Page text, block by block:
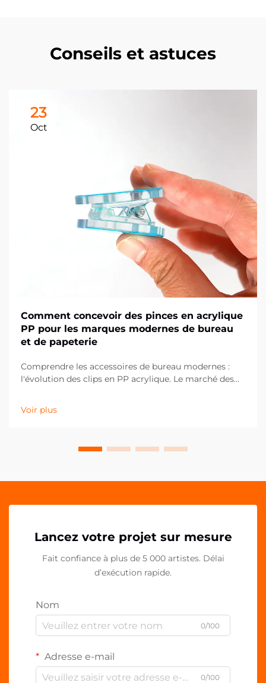
Conseils et astuces
23
Oct
Comment concevoir des pinces en acrylique
PP pour les marques modernes de bureau
et de papeterie
Comprendre les accessoires de bureau modernes :
l'évolution des clips en PP acrylique. Le marché des
cours de la dernière décennie, les clips en PP
acrylique s'imposant comme un élément essentiel
Voir plus
Lancez votre projet sur mesure
Fait confiance à plus de 5 000 artistes. Délai
d’exécution rapide.
Nom
0/100
Adresse e-mail
0/100